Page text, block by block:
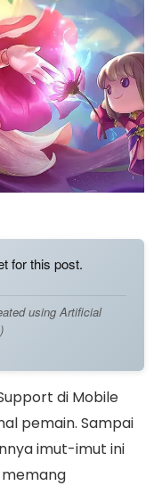
for this post.
using Artificial
di Mobile
pemain. Sampai
imut-imut ini